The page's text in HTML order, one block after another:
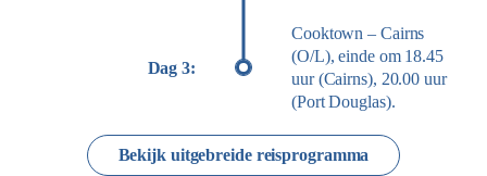
Dag 3:
Cooktown – Cairns
(O/L), einde om 18.45
uur (Cairns), 20.00 uur
(Port Douglas).
Bekijk uitgebreide reisprogramma